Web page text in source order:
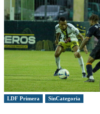
LDF Primera SinCategoria